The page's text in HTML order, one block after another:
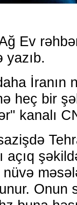
Ev
yazıb.
İranın
heç bir
kanalı
açıq
Onun